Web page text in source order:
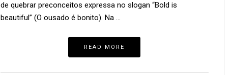
de quebrar preconceitos expressa no slogan “Bold is
beautiful” (O ousado é bonito). Na …
READ MORE